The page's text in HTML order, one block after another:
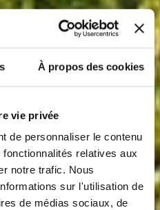
À propos des cookies
vie privée
de personnaliser le contenu
relatives aux
notre trafic. Nous
sur l'utilisation de
de médias sociaux, de